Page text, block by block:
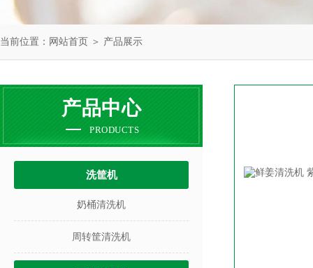
当前位置： 网站首页 ＞ 产品展示
产品中心
PRODUCTS
洗筐机
奶桶清洗机
周转筐清洗机